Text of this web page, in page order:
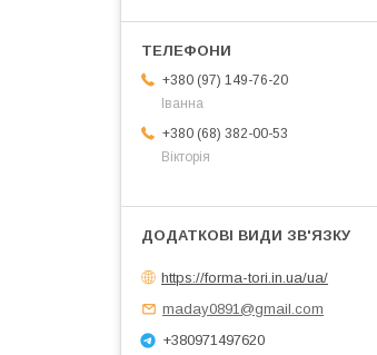
+380 (97) 149-76-20
Іванна
+380 (68) 382-00-53
Вікторія
https://forma-tori.in.ua/ua/
maday0891@gmail.com
+380971497620